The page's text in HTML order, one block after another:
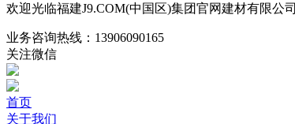
欢迎光临福建J9.COM(中国区)集团官网建材有限公司
业务咨询热线： 13906090165
关注微信
首页
关于我们